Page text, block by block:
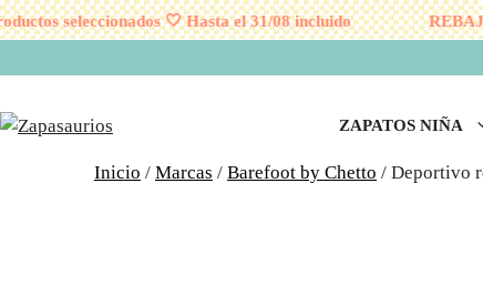
seleccionados 🤍 Hasta el 31/08 incluido
al
contenido
ZAPATOS NIÑA
Inicio / Marcas / Barefoot by Chetto / Deportivo